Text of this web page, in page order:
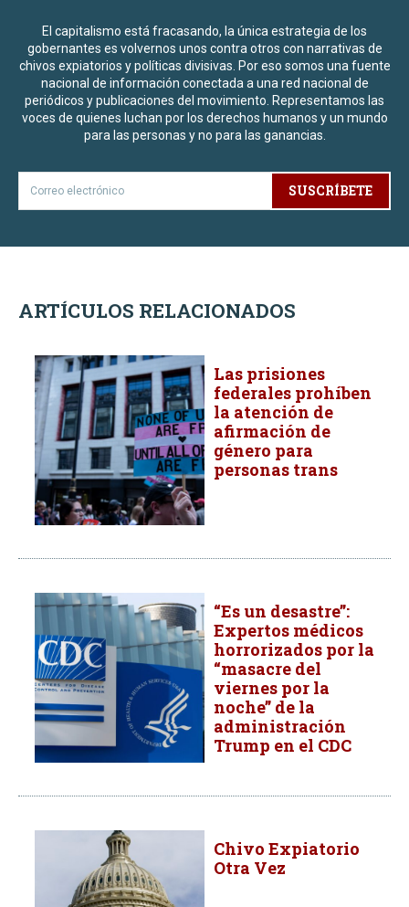
El capitalismo está fracasando, la única estrategia de los
gobernantes es volvernos unos contra otros con narrativas de
chivos expiatorios y políticas divisivas. Por eso somos una fuente
nacional de información conectada a una red nacional de
periódicos y publicaciones del movimiento. Representamos las
voces de quienes luchan por los derechos humanos y un mundo
para las personas y no para las ganancias.
SUSCRÍBETE
ARTÍCULOS RELACIONADOS
Las prisiones
federales prohíben
la atención de
afirmación de
género para
personas trans
“Es un desastre”:
Expertos médicos
horrorizados por la
“masacre del
viernes por la
noche” de la
administración
Trump en el CDC
Chivo Expiatorio
Otra Vez